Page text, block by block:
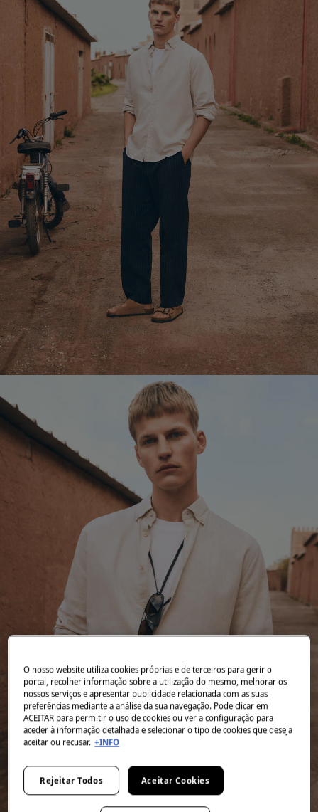
O nosso website utiliza cookies próprias e de terceiros para gerir o
portal, recolher informação sobre a utilização do mesmo, melhorar os
nossos serviços e apresentar publicidade relacionada com as suas
preferências mediante a análise da sua navegação. Pode clicar em
ACEITAR para permitir o uso de cookies ou ver a configuração para
aceder à informação detalhada e selecionar o tipo de cookies que deseja
aceitar ou recusar. +INFO
Rejeitar Todos Aceitar Cookies